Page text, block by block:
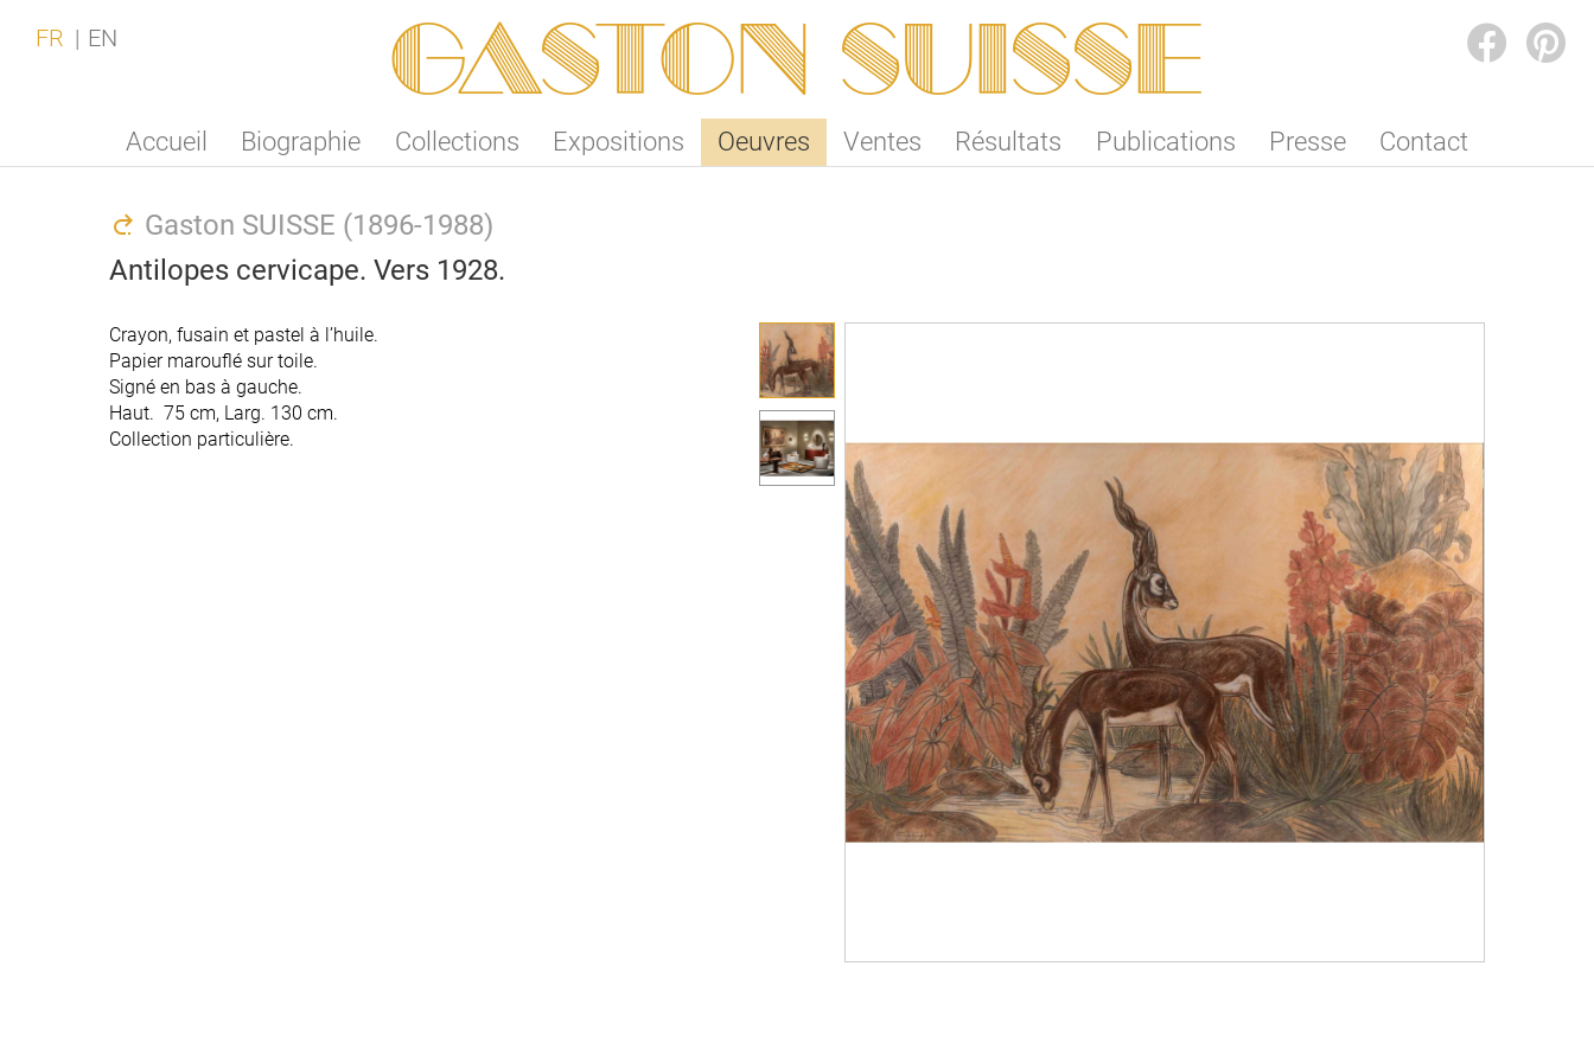
Gaston SUISSE
Accueil Biographie Collections Expositions Oeuvres Ventes Résultats Publications Presse Contact
FR EN
Gaston SUISSE (1896-1988)
Antilopes cervicape. Vers 1928.
Crayon, fusain et pastel à l’huile.
Papier marouflé sur toile.
Signé en bas à gauche.
Haut. 75 cm, Larg. 130 cm.
Collection particulière.
Crayon, fusain et pastel à l’huile.
Papier marouflé sur toile.
Signé en bas à gauche.
Haut. 75 cm, Larg. 130 cm.
Collection particulière.